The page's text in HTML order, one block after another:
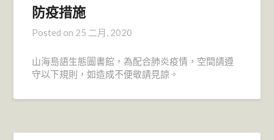
防疫措施
Posted on 25 二月, 2020
山海島語生態圖書館，為配合肺炎疫情，空間請遵
守以下規則，如造成不便敬請見諒。